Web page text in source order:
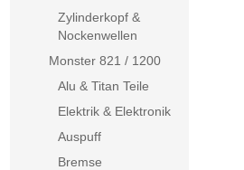
Zylinderkopf &
Nockenwellen
Monster 821 / 1200
Alu & Titan Teile
Elektrik & Elektronik
Auspuff
Bremse